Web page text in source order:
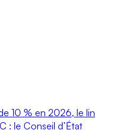
10 % en 2026, le lin
: le Conseil d’État